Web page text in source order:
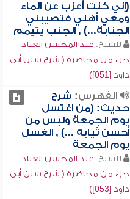
(إني كنت أعزب عن الماء
ومعي أهلي فتصيبني
الجنابة...) , الجنب يتيمم
للشيخ: عبد المحسن العباد
جزء من محاضرة ( شرح سنن أبي
داود [051])
الفهرس: شرح
حديث: (من اغتسل
يوم الجمعة ولبس من
أحسن ثيابه ...) , الغسل
يوم الجمعة
للشيخ: عبد المحسن العباد
جزء من محاضرة ( شرح سنن أبي
داود [053])